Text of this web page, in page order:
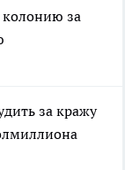
колонию за
за кражу